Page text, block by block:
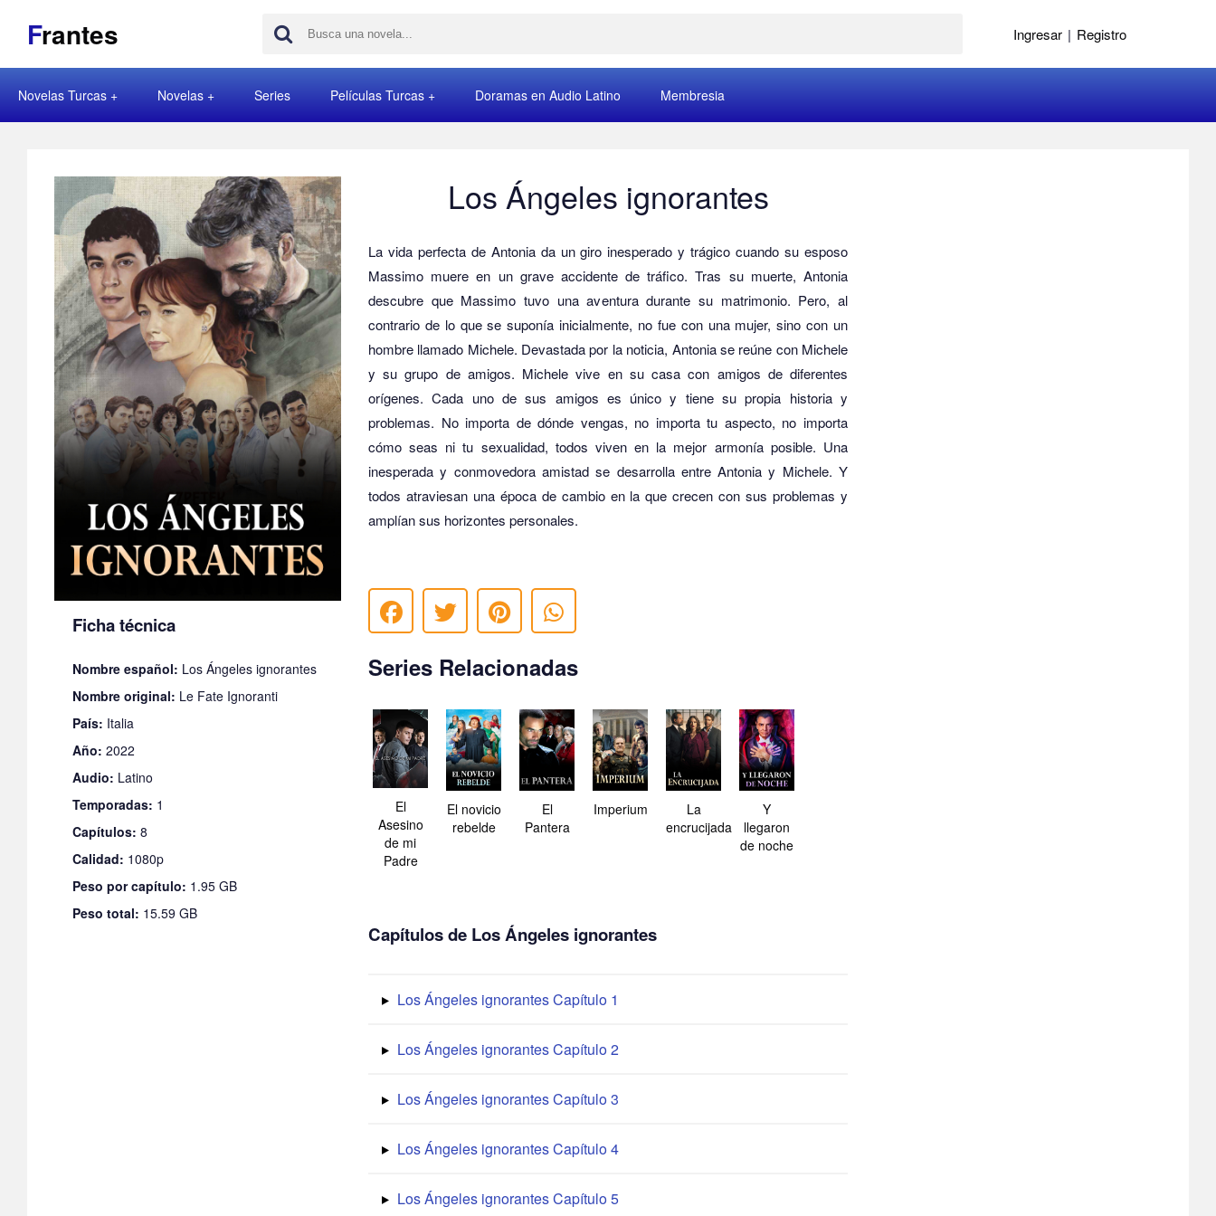
Frantes Ingresar | Registro
Novelas Turcas Novelas Series Películas Turcas Doramas en Audio Latino Membresia
Ficha técnica
Nombre español: Los Ángeles ignorantes
Nombre original: Le Fate Ignoranti
País: Italia
Año: 2022
Audio: Latino
Temporadas: 1
Capítulos: 8
Calidad: 1080p
Peso por capítulo: 1.95 GB
Peso total: 15.59 GB
Los Ángeles ignorantes
La vida perfecta de Antonia da un giro inesperado y trágico cuando su esposo
Massimo muere en un grave accidente de tráfico. Tras su muerte, Antonia
descubre que Massimo tuvo una aventura durante su matrimonio. Pero, al
contrario de lo que se suponía inicialmente, no fue con una mujer, sino con un
hombre llamado Michele. Devastada por la noticia, Antonia se reúne con Michele
y su grupo de amigos. Michele vive en su casa con amigos de diferentes
orígenes. Cada uno de sus amigos es único y tiene su propia historia y
problemas. No importa de dónde vengas, no importa tu aspecto, no importa
cómo seas ni tu sexualidad, todos viven en la mejor armonía posible. Una
inesperada y conmovedora amistad se desarrolla entre Antonia y Michele. Y
todos atraviesan una época de cambio en la que crecen con sus problemas y
amplían sus horizontes personales.
Series Relacionadas
El
Asesino
de mi
Padre
El novicio
rebelde
El
Pantera
Imperium
La
encrucijada
Y
llegaron
de noche
Capítulos de Los Ángeles ignorantes
Los Ángeles ignorantes Capítulo 1
Los Ángeles ignorantes Capítulo 2
Los Ángeles ignorantes Capítulo 3
Los Ángeles ignorantes Capítulo 4
Los Ángeles ignorantes Capítulo 5